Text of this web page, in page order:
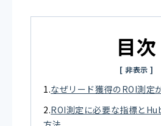
目次
なぜリード獲得のROI測定
ROI測定に必要な指標と